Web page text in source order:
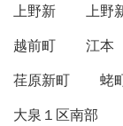
上野新
上野
越前町
江本
荏原新町
蛯
大泉１区南部